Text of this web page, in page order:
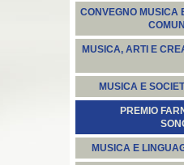
CONVEGNO MUSICA
MUSICA, ARTI E
MUSICA E
PREMIO
MUSICA E